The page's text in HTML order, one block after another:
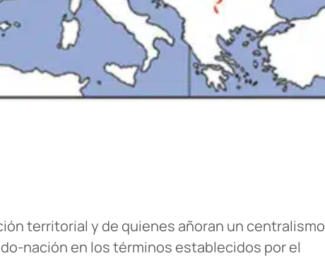
territorial y de quienes añoran un centralismo
nación en los términos establecidos por el